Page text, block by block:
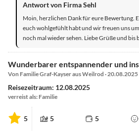
Antwort von Firma Sehl
Moin, herzlichen Dank für eure Bewertung.
euch wohlgefühlt habt und wir freuen uns
noch mal wieder sehen. Liebe Grüße und bis
Wunderbarer entspannender und
Von Familie Graf-Kayser aus Weilrod · 20.08.2025
Reisezeitraum: 12.08.2025
verreist als: Familie
5 5 5